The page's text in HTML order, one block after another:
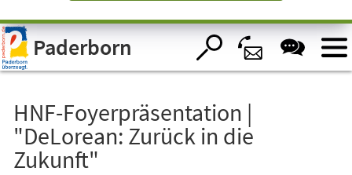
Visuelle
Assistenzsoftware
öffnen.Paderborn
HNF-Foyerpräsentation |
"DeLorean: Zurück in die
Zukunft"